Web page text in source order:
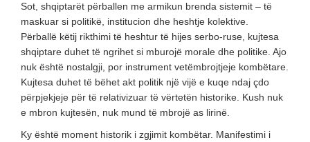
Sot, shqiptarët përballen me armikun brenda sistemit – të
maskuar si politikë, institucion dhe heshtje kolektive.
Përballë këtij rikthimi të heshtur të hijes serbo-ruse, kujtesa
shqiptare duhet të ngrihet si mburojë morale dhe politike. Ajo
nuk është nostalgji, por instrument vetëmbrojtjeje kombëtare.
Kujtesa duhet të bëhet akt politik një vijë e kuqe ndaj çdo
përpjekjeje për të relativizuar të vërtetën historike. Kush nuk
e mbron kujtesën, nuk mund të mbrojë as lirinë.
Ky është moment historik i zgjimit kombëtar. Manifestimi i